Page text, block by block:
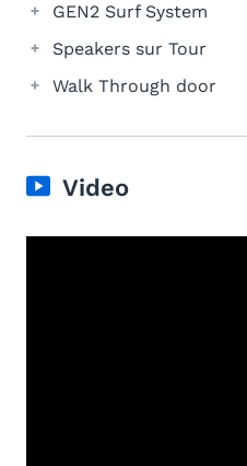
GEN2 Surf System
Speakers sur Tour
Walk Through door
Video